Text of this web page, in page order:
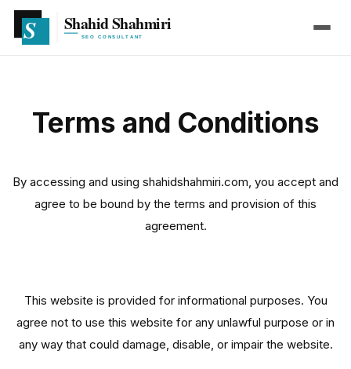
Terms and Conditions
By accessing and using shahidshahmiri.com, you accept and
agree to be bound by the terms and provision of this
agreement.
This website is provided for informational purposes. You
agree not to use this website for any unlawful purpose or in
any way that could damage, disable, or impair the website.